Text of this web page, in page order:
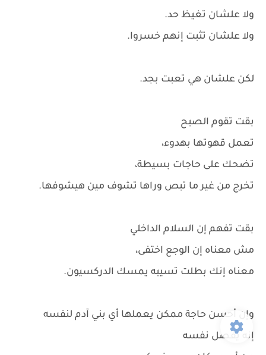
ولا علشان تغيظ حد.
ولا علشان تثبت إنهم خسروا.
لكن علشان هي تعبت بجد.
بقت تقوم الصبح
تعمل قهوتها بهدوء،
تضحك على حاجات بسيطة،
تخرج من غير ما تبص وراها تشوف مين هيشوفها.
بقت تفهم إن السلام الداخلي
مش معناه إن الوجع اختفى،
معناه إنك بطلت تسيبه يمسك الدركسيون.
وإن أحسن حاجة ممكن يعملها أي بني آدم لنفسه
إنه يفصل نفسه